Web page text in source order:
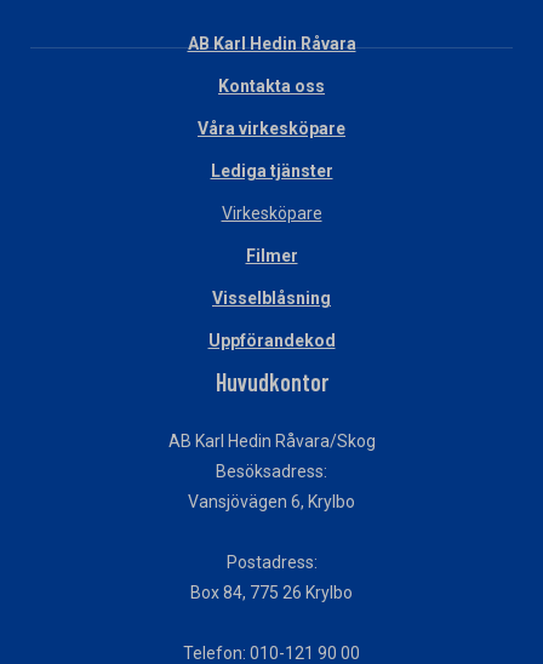
AB Karl Hedin Råvara
Kontakta oss
Våra virkesköpare
Lediga tjänster
Virkesköpare
Filmer
Visselblåsning
Uppförandekod
Huvudkontor
AB Karl Hedin Råvara/Skog
Besöksadress:
Vansjövägen 6, Krylbo
Postadress:
Box 84, 775 26 Krylbo
Telefon: 010-121 90 00